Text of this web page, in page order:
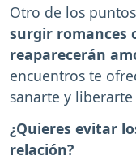
Otro de los
surgir romances
reaparecerán
encuentros te
sanarte y
¿Quieres evitar
relación?